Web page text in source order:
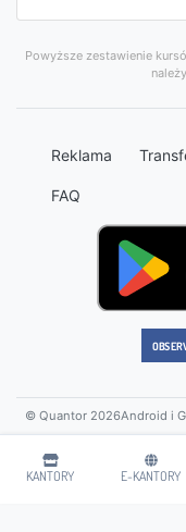
KANTORY E-KANTORY
Powyższe zestawienie
Reklama
FAQ
© Quantor 2026Android i